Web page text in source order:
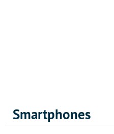
Smartphones